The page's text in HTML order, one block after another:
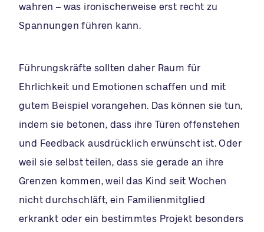
wahren – was ironischerweise erst recht zu
Spannungen führen kann.
Führungskräfte sollten daher Raum für
Ehrlichkeit und Emotionen schaffen und mit
gutem Beispiel vorangehen. Das können sie tun,
indem sie betonen, dass ihre Türen offenstehen
und Feedback ausdrücklich erwünscht ist. Oder
weil sie selbst teilen, dass sie gerade an ihre
Grenzen kommen, weil das Kind seit Wochen
nicht durchschläft, ein Familienmitglied
erkrankt oder ein bestimmtes Projekt besonders